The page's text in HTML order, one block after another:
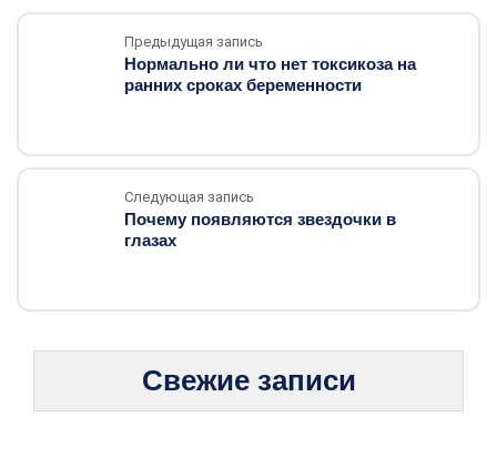
Предыдущая запись
Нормально ли что нет токсикоза на
ранних сроках беременности
Следующая запись
Почему появляются звездочки в
глазах
Свежие записи